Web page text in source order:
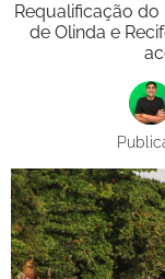
Requalificação
de Olinda e